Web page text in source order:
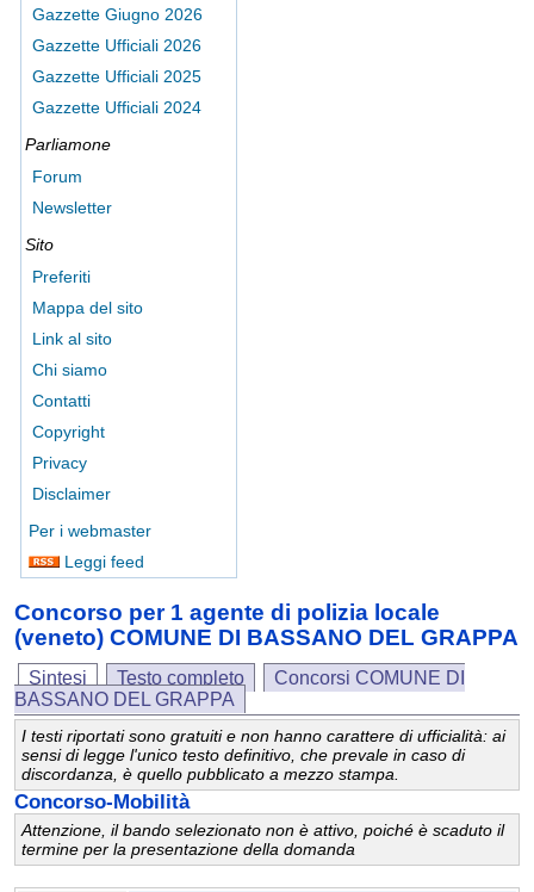
Gazzette Giugno 2026
Gazzette Ufficiali 2026
Gazzette Ufficiali 2025
Gazzette Ufficiali 2024
Parliamone
Forum
Newsletter
Sito
Preferiti
Mappa del sito
Link al sito
Chi siamo
Contatti
Copyright
Privacy
Disclaimer
Per i webmaster
Leggi feed
Concorso per 1 agente di polizia locale
(veneto) COMUNE DI BASSANO DEL GRAPPA
Sintesi Testo completo
Concorsi COMUNE DI
BASSANO DEL GRAPPA
I testi riportati sono gratuiti e non hanno carattere di ufficialità: ai
sensi di legge l'unico testo definitivo, che prevale in caso di
discordanza, è quello pubblicato a mezzo stampa.
Concorso-Mobilità
Attenzione, il bando selezionato non è attivo, poiché è scaduto il
termine per la presentazione della domanda